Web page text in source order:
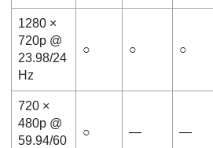
1280 ×
720p @
23.98/24
Hz
○ ○ ○
720 ×
480p @
59.94/60
○ ― ―